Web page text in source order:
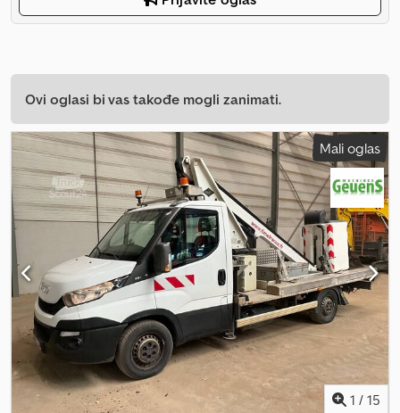
Ovi oglasi bi vas takođe mogli zanimati.
Mali oglas
1 / 15